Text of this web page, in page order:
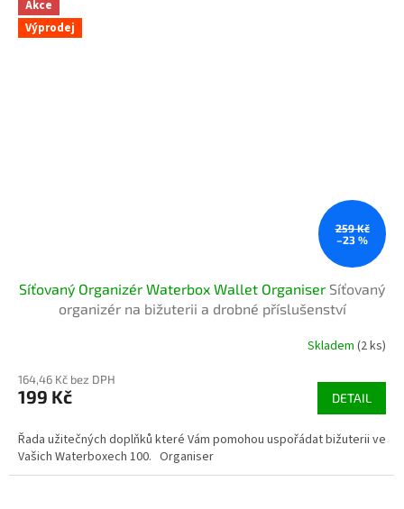
Akce
Výprodej
259 Kč
–23 %
Síťovaný Organizér Waterbox Wallet Organiser Síťovaný
organizér na bižuterii a drobné příslušenství
Skladem (2 ks)
164,46 Kč bez DPH
199 Kč DETAIL
Řada užitečných doplňků které Vám pomohou uspořádat bižuterii ve
Vašich Waterboxech 100. Organiser